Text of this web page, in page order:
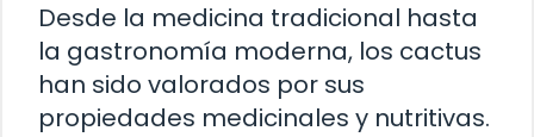
Desde la medicina tradicional hasta
la gastronomía moderna, los cactus
han sido valorados por sus
propiedades medicinales y nutritivas.